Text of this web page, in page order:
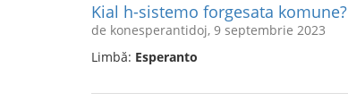
Kial h-sistemo forgesata komune?
de konesperantidoj, 9 septembrie 2023
Limbă: Esperanto